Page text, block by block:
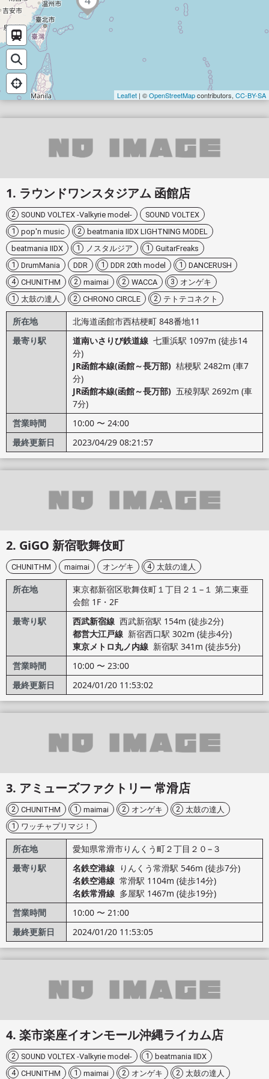
Leaflet | ©OpenStreetMapcontributors, CC-BY-SA
ラウンドワンスタジアム 函館店
2 SOUND VOLTEX -Valkyrie model-
SOUND VOLTEX
1
pop'n music 2
beatmania IIDX LIGHTNING MODEL
beatmania IIDX
1 ノスタルジア 1
GuitarFreaks
1
DrumMania DDR 1 DDR 20th model 1
DANCERUSH
4
CHUNITHM 2 maimai 2 WACCA 3
オンゲキ
1
太鼓の達人 2 CHRONO CIRCLE 2 テトテコネクト
所在地
北海道函館市西桔梗町 848番地11
最寄り駅
道南いさりび鉄道線 七重浜駅 1097m (徒歩14
分)
JR函館本線(函館～長万部) 桔梗駅 2482m (車7
分)
JR函館本線(函館～長万部) 五稜郭駅 2692m (車
7分)
営業時間
10:00 〜 24:00
最終更新日
2023/04/29 08:21:57
GiGO 新宿歌舞伎町
CHUNITHM maimai オンゲキ 4 太鼓の達人
所在地
東京都新宿区歌舞伎町１丁目２１−１ 第二東亜
会館 1F・2F
最寄り駅
西武新宿線 西武新宿駅 154m (徒歩2分)
都営大江戸線 新宿西口駅 302m (徒歩4分)
東京メトロ丸ノ内線 新宿駅 341m (徒歩5分)
営業時間
10:00 〜 23:00
最終更新日
2024/01/20 11:53:02
アミューズファクトリー 常滑店
2 CHUNITHM 1 maimai 2 オンゲキ 2
太鼓の達人
1
ワッチャプリマジ！
所在地
愛知県常滑市りんくう町２丁目２０−３
最寄り駅
名鉄空港線 りんくう常滑駅 546m (徒歩7分)
名鉄空港線 常滑駅 1104m (徒歩14分)
名鉄常滑線 多屋駅 1467m (徒歩19分)
営業時間
10:00 〜 21:00
最終更新日
2024/01/20 11:53:05
楽市楽座イオンモール沖縄ライカム店
2 SOUND VOLTEX -Valkyrie model- 1
beatmania IIDX
4
CHUNITHM 1 maimai 2 オンゲキ 2 太鼓の達人